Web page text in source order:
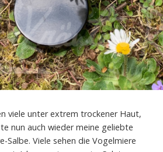
viele unter extrem trockener Haut,
nun auch wieder meine geliebte
Salbe. Viele sehen die Vogelmiere